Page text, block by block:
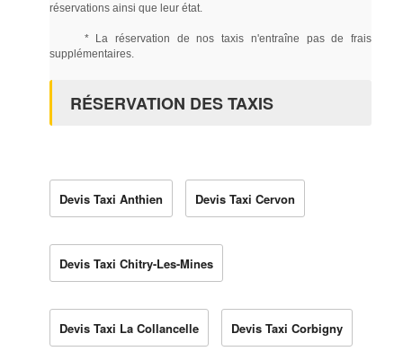
réservations ainsi que leur état.
* La réservation de nos taxis n'entraîne pas de frais
supplémentaires.
RÉSERVATION DES TAXIS
Devis Taxi Anthien Devis Taxi Cervon
Devis Taxi Chitry-Les-Mines
Devis Taxi La Collancelle Devis Taxi Corbigny